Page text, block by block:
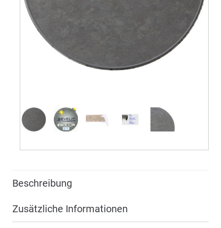
Beschreibung
Zusätzliche Informationen